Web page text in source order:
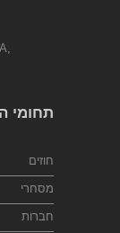
CA,
תחומי
חוזים
מסחרי
חברות